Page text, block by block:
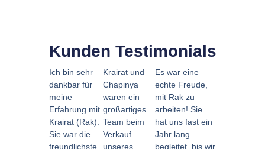
Kunden Testimonials
Ich bin sehr
dankbar für
meine
Erfahrung mit
Krairat (Rak).
Sie war die
freundlichste
Krairat und
Chapinya
waren ein
großartiges
Team beim
Verkauf
unseres
Es war eine
echte Freude,
mit Rak zu
arbeiten! Sie
hat uns fast ein
Jahr lang
begleitet, bis wir